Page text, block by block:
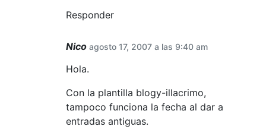
Responder
Nico agosto 17, 2007 a las 9:40 am
Hola.
Con la plantilla blogy-illacrimo,
tampoco funciona la fecha al dar a
entradas antiguas.